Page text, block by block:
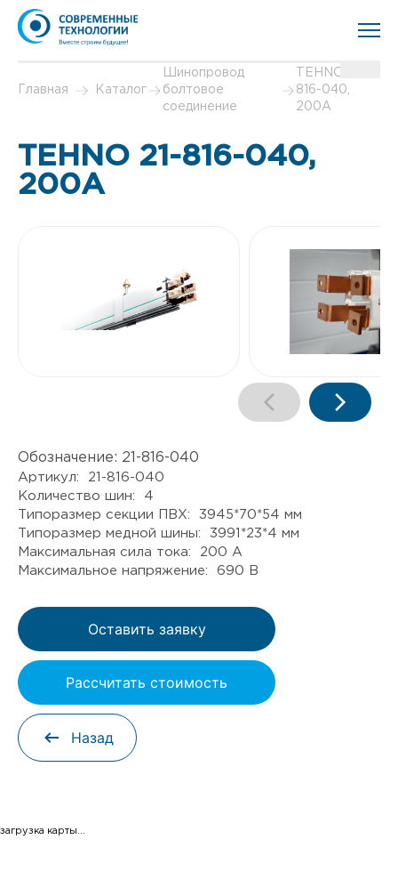
Главная Каталог
Шинопровод
болтовое
соединение
TEHNO 21-
816-040,
200А
TEHNO 21-816-040,
200А
Обозначение: 21-816-040
Артикул: 21-816-040
Количество шин: 4
Типоразмер секции ПВХ: 3945*70*54 мм
Типоразмер медной шины: 3991*23*4 мм
Максимальная сила тока: 200 А
Максимальное напряжение: 690 В
Оставить заявку
Рассчитать стоимость
Назад
загрузка карты...